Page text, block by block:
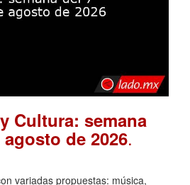
Cultura: semana
de 2026.
variadas propuestas: música,